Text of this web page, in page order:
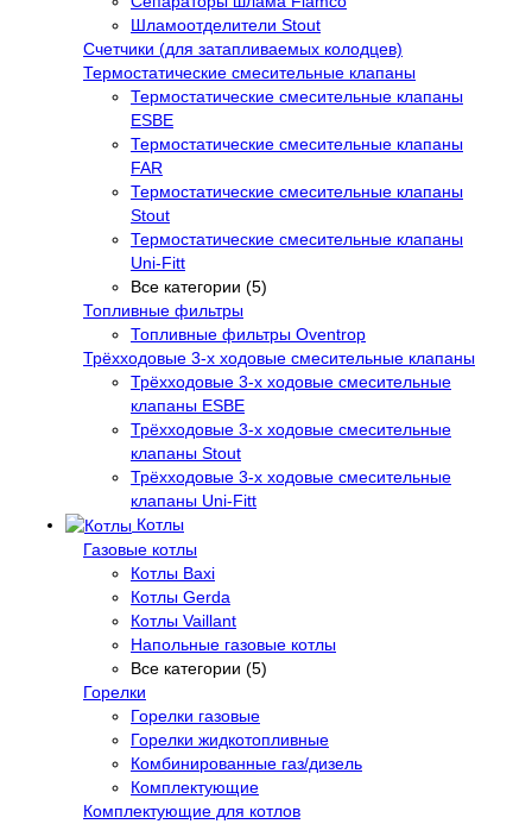
Шламоотделители Stout
Счетчики (для затапливаемых колодцев)
Термостатические смесительные клапаны
Термостатические смесительные клапаны
ESBE
Термостатические смесительные клапаны
FAR
Термостатические смесительные клапаны
Stout
Термостатические смесительные клапаны
Uni-Fitt
Все категории (5)
Топливные фильтры
Топливные фильтры Oventrop
Трёхходовые 3-х ходовые смесительные клапаны
Трёхходовые 3-х ходовые смесительные
клапаны ESBE
Трёхходовые 3-х ходовые смесительные
клапаны Stout
Трёхходовые 3-х ходовые смесительные
клапаны Uni-Fitt
Котлы
Газовые котлы
Котлы Baxi
Котлы Gerda
Котлы Vaillant
Напольные газовые котлы
Все категории (5)
Горелки
Горелки газовые
Горелки жидкотопливные
Комбинированные газ/дизель
Комплектующие
Комплектующие для котлов